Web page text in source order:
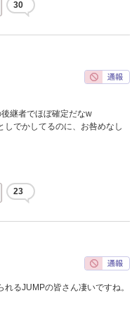
30
継者でほぼ確定だなw
でかしてるのに、お咎めなし
23
るJUMPの皆さん凄いですね。